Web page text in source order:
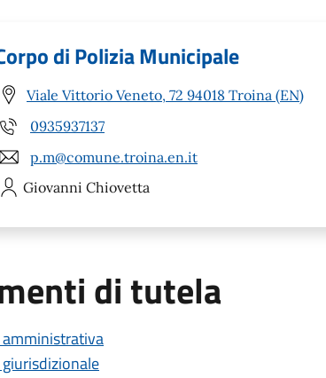
di Polizia Municipale
Viale Vittorio Veneto, 72 94018 Troina (EN)
0935937137
p.m@comune.troina.en.it
Giovanni Chiovetta
di tutela
amministrativa